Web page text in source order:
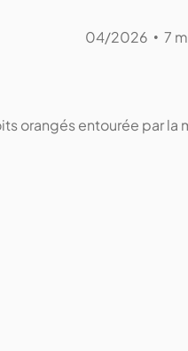
04/2026 • 7